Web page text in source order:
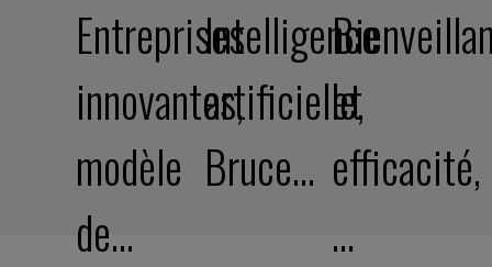
Entreprises
innovantes,
modèle
de…
Intelligence
artificielle,
Bruce…
et
efficacité,
…